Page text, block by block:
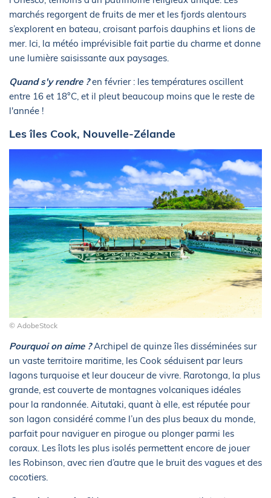
marchés regorgent de fruits de mer et les fjords alentours
s’explorent en bateau, croisant parfois dauphins et lions de
mer. Ici, la météo imprévisible fait partie du charme et donne
une lumière saisissante aux paysages.
Quand s'y rendre ?en février : les températures oscillent
entre 16 et 18°C, et il pleut beaucoup moins que le reste de
l'année !
Les îles Cook, Nouvelle-Zélande
© AdobeStock
Pourquoi on aime ?Archipel de quinze îles disséminées sur
un vaste territoire maritime, les Cook séduisent par leurs
lagons turquoise et leur douceur de vivre. Rarotonga, la plus
grande, est couverte de montagnes volcaniques idéales
pour la randonnée. Aitutaki, quant à elle, est réputée pour
son lagon considéré comme l’un des plus beaux du monde,
parfait pour naviguer en pirogue ou plonger parmi les
coraux. Les îlots les plus isolés permettent encore de jouer
les Robinson, avec rien d’autre que le bruit des vagues et des
cocotiers.